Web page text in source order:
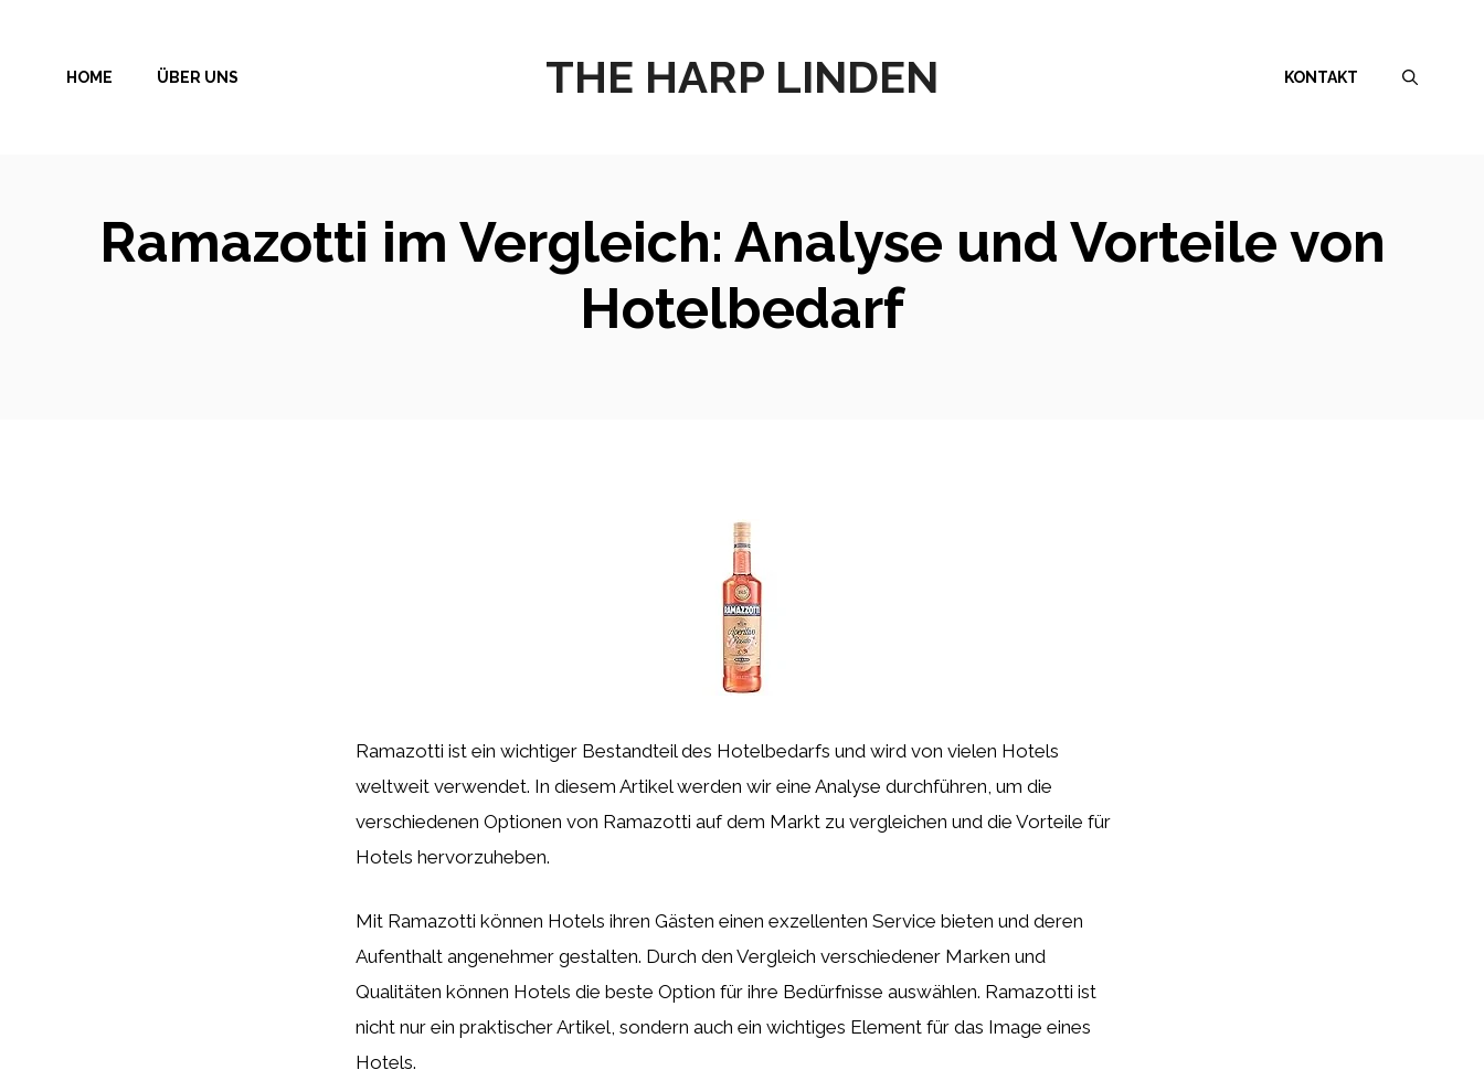
springen
THE HARP LINDEN
HOME ÜBER UNS KONTAKT
Ramazotti im Vergleich: Analyse und Vorteile von
Hotelbedarf
Ramazotti ist ein wichtiger Bestandteil des Hotelbedarfs und wird von vielen Hotels
weltweit verwendet. In diesem Artikel werden wir eine Analyse durchführen, um die
verschiedenen Optionen von Ramazotti auf dem Markt zu vergleichen und die Vorteile für
Hotels hervorzuheben.
Mit Ramazotti können Hotels ihren Gästen einen exzellenten Service bieten und deren
Aufenthalt angenehmer gestalten. Durch den Vergleich verschiedener Marken und
Qualitäten können Hotels die beste Option für ihre Bedürfnisse auswählen. Ramazotti ist
nicht nur ein praktischer Artikel, sondern auch ein wichtiges Element für das Image eines
Hotels.